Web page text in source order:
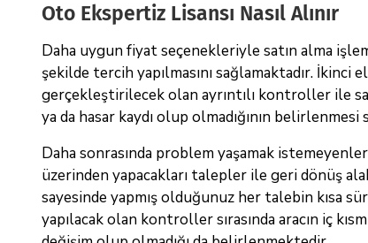
Oto Ekspertiz Lisansı Nasıl Alınır
Daha uygun fiyat seçenekleriyle satın alma
şekilde tercih yapılmasını sağlamaktadır.
gerçekleştirilecek olan ayrıntılı kontroller ile
ya da hasar kaydı olup olmadığının belirlenmesi
Daha sonrasında problem yaşamak
üzerinden yapacakları talepler ile geri dönüş
sayesinde yapmış olduğunuz her talebin kısa
yapılacak olan kontroller sırasında aracın iç